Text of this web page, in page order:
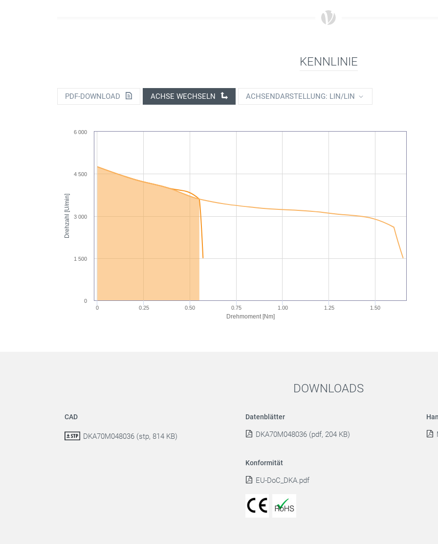
KENNLINIE
PDF-DOWNLOAD ACHSE WECHSELN ACHSENDARSTELLUNG: LIN/LIN
Drehmoment [Nm]
Drehzahl [U/min]
0 0.25 0.50 0.75 1.00 1.25 1.50
0
1 500
3 000
4 500
6 000
DOWNLOADS
CAD
DKA70M048036 (stp, 814 KB)
Datenblätter
DKA70M048036 (pdf, 204 KB)
Konformität
EU-DoC_DKA.pdf